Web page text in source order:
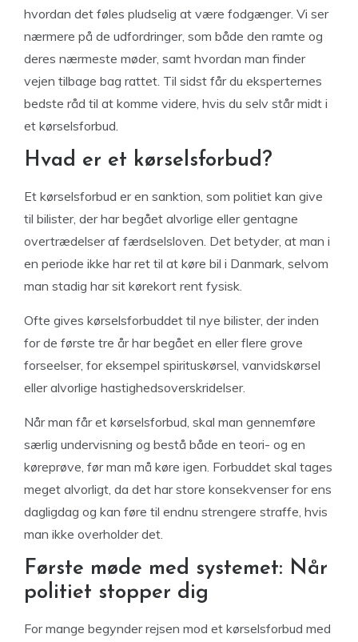
hvordan det føles pludselig at være fodgænger. Vi ser
nærmere på de udfordringer, som både den ramte og
deres nærmeste møder, samt hvordan man finder
vejen tilbage bag rattet. Til sidst får du eksperternes
bedste råd til at komme videre, hvis du selv står midt i
et kørselsforbud.
Hvad er et kørselsforbud?
Et kørselsforbud er en sanktion, som politiet kan give
til bilister, der har begået alvorlige eller gentagne
overtrædelser af færdselsloven. Det betyder, at man i
en periode ikke har ret til at køre bil i Danmark, selvom
man stadig har sit kørekort rent fysisk.
Ofte gives kørselsforbuddet til nye bilister, der inden
for de første tre år har begået en eller flere grove
forseelser, for eksempel spirituskørsel, vanvidskørsel
eller alvorlige hastighedsoverskridelser.
Når man får et kørselsforbud, skal man gennemføre
særlig undervisning og bestå både en teori- og en
køreprøve, før man må køre igen. Forbuddet skal tages
meget alvorligt, da det har store konsekvenser for ens
dagligdag og kan føre til endnu strengere straffe, hvis
man ikke overholder det.
Første møde med systemet: Når
politiet stopper dig
For mange begynder rejsen mod et kørselsforbud med